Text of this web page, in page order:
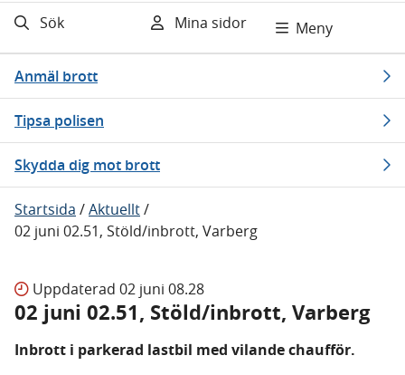
Sök Mina sidor Meny
Anmäl brott
Tipsa polisen
Skydda dig mot brott
Startsida /Aktuellt/
02 juni 02.51, Stöld/inbrott, Varberg
Uppdaterad 02 juni 08.28
02 juni 02.51, Stöld/inbrott, Varberg
Inbrott i parkerad lastbil med vilande chaufför.